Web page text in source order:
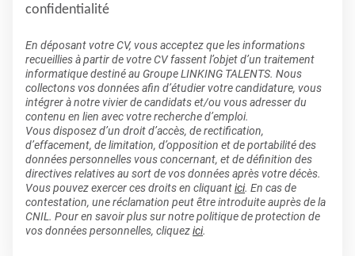
confidentialité
En déposant votre CV, vous acceptez que les informations
recueillies à partir de votre CV fassent l’objet d’un traitement
informatique destiné au Groupe LINKING TALENTS. Nous
collectons vos données afin d’étudier votre candidature, vous
intégrer à notre vivier de candidats et/ou vous adresser du
contenu en lien avec votre recherche d’emploi.
Vous disposez d’un droit d’accès, de rectification,
d’effacement, de limitation, d’opposition et de portabilité des
données personnelles vous concernant, et de définition des
directives relatives au sort de vos données après votre décès.
Vous pouvez exercer ces droits en cliquantici. En cas de
contestation, une réclamation peut être introduite auprès de la
CNIL. Pour en savoir plus sur notre politique de protection de
vos données personnelles, cliquezici.